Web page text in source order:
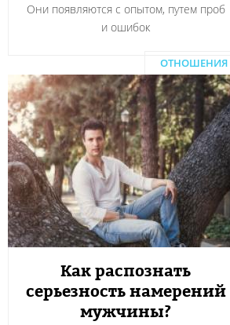
Они появляются с опытом, путем проб
и ошибок
ОТНОШЕНИЯ
Как распознать
серьезность намерений
мужчины?